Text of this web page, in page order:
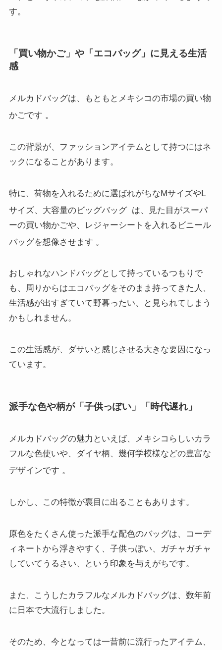
す。
「買い物かご」や「エコバッグ」に見える生活
感
メルカドバッグは、もともとメキシコの市場の買い物
かごです 。
この背景が、ファッションアイテムとして持つにはネ
ックになることがあります。
特に、荷物を入れるために選ばれがちなMサイズやL
サイズ、大容量のビッグバッグ は、見た目がスーパ
ーの買い物かごや、レジャーシートを入れるビニール
バッグを想像させます 。
おしゃれなハンドバッグとして持っているつもりで
も、周りからはエコバッグをそのまま持ってきた人、
生活感が出すぎていて野暮ったい、と見られてしまう
かもしれません。
この生活感が、ダサいと感じさせる大きな要因になっ
ています。
派手な色や柄が「子供っぽい」「時代遅れ」
メルカドバッグの魅力といえば、メキシコらしいカラ
フルな色使いや、ダイヤ柄、幾何学模様などの豊富な
デザインです 。
しかし、この特徴が裏目に出ることもあります。
原色をたくさん使った派手な配色のバッグは、コーデ
ィネートから浮きやすく、子供っぽい、ガチャガチャ
していてうるさい、という印象を与えがちです。
また、こうしたカラフルなメルカドバッグは、数年前
に日本で大流行しました。
そのため、今となっては一昔前に流行ったアイテム、